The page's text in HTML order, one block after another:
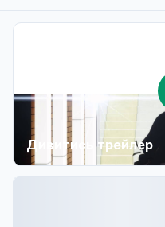
Дивитись трейлер